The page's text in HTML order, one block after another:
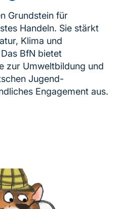
Grundstein für
Handeln. Sie stärkt
Klima und
BfN bietet
zur Umweltbildung und
Jugend-
Engagement aus.